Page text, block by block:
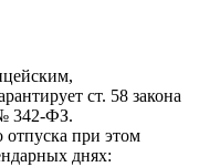
ст. 58 закона
342-ФЗ.
отпуска при этом
днях: